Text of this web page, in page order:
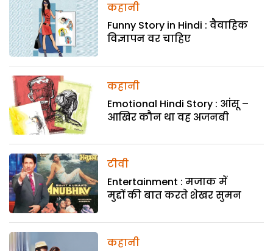
कहानी
Funny Story in Hindi : वैवाहिक
विज्ञापन वर चाहिए
कहानी
Emotional Hindi Story : आंसू –
आखिर कौन था वह अजनबी
टीवी
Entertainment : मजाक में
मुद्दों की बात करते शेखर सुमन
कहानी